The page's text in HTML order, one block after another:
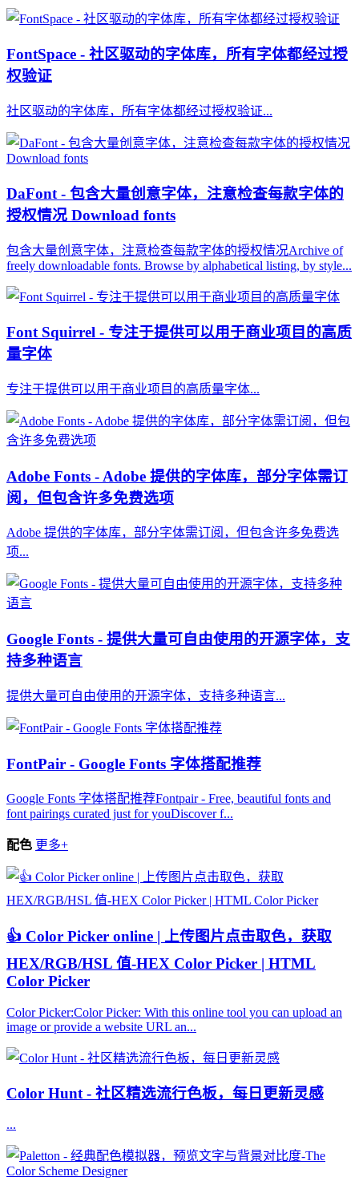
FontSpace - 社区驱动的字体库，所有字体都经过授
权验证
社区驱动的字体库，所有字体都经过授权验证...
DaFont - 包含大量创意字体，注意检查每款字体的
授权情况 Download fonts
包含大量创意字体，注意检查每款字体的授权情况Archive of
freely downloadable fonts. Browse by alphabetical listing, by style...
Font Squirrel - 专注于提供可以用于商业项目的高质
量字体
专注于提供可以用于商业项目的高质量字体...
Adobe Fonts - Adobe 提供的字体库，部分字体需订
阅，但包含许多免费选项
Adobe 提供的字体库，部分字体需订阅，但包含许多免费选
项...
Google Fonts - 提供大量可自由使用的开源字体，支
持多种语言
提供大量可自由使用的开源字体，支持多种语言...
FontPair - Google Fonts 字体搭配推荐
Google Fonts 字体搭配推荐Fontpair - Free, beautiful fonts and
font pairings curated just for youDiscover f...
配色 更多+
👍 Color Picker online | 上传图片点击取色，获取
HEX/RGB/HSL 值-HEX Color Picker | HTML
Color Picker
Color Picker:Color Picker: With this online tool you can upload an
image or provide a website URL an...
Color Hunt - 社区精选流行色板，每日更新灵感
...